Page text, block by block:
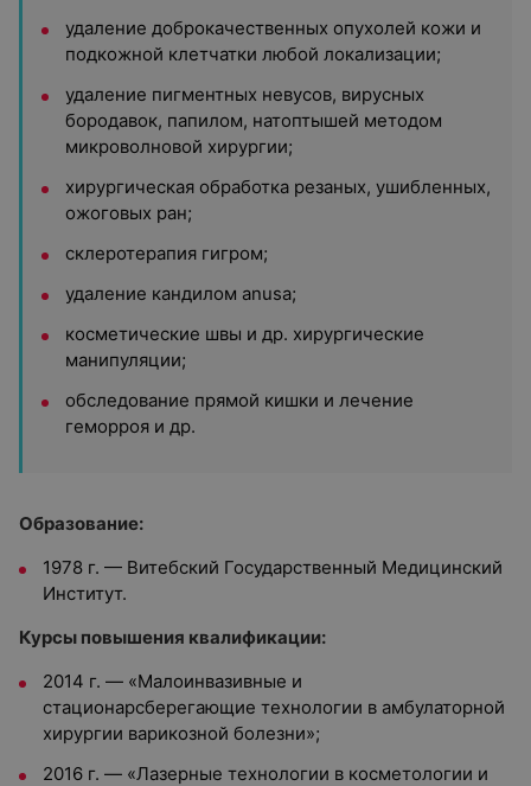
удаление доброкачественных опухолей кожи и
подкожной клетчатки любой локализации;
удаление пигментных невусов, вирусных
бородавок, папилом, натоптышей методом
микроволновой хирургии;
хирургическая обработка резаных, ушибленных,
ожоговых ран;
склеротерапия гигром;
удаление кандилом anusa;
косметические швы и др. хирургические
манипуляции;
обследование прямой кишки и лечение
геморроя и др.
Образование:
1978 г. — Витебский Государственный Медицинский
Институт.
Курсы повышения квалификации:
2014 г. — «Малоинвазивные и
стационарсберегающие технологии в амбулаторной
хирургии варикозной болезни»;
2016 г. — «Лазерные технологии в косметологии и